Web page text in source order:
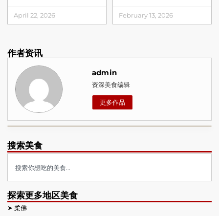
April 22, 2026 February 13, 2026
作者资讯
admin
资深美食编辑
更多作品
搜索美食
探索更多地区美食
➤ 柔佛